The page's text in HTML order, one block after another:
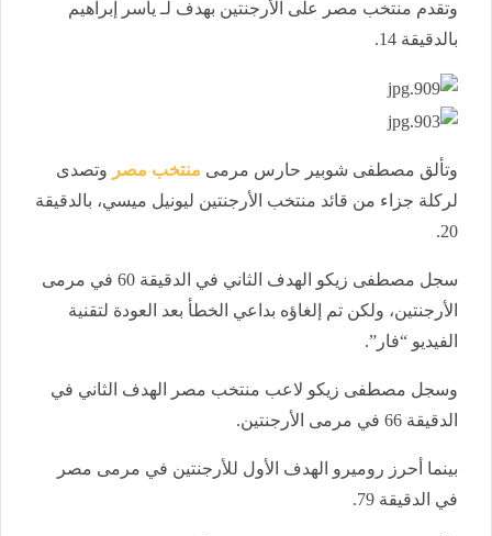
وتقدم منتخب مصر على الأرجنتين بهدف لـ ياسر إبراهيم
بالدقيقة 14.
وتألق مصطفى شوبير حارس مرمى منتخب مصر وتصدى
لركلة جزاء من قائد منتخب الأرجنتين ليونيل ميسي، بالدقيقة
20.
سجل مصطفى زيكو الهدف الثاني في الدقيقة 60 في مرمى
الأرجنتين، ولكن تم إلغاؤه بداعي الخطأ بعد العودة لتقنية
الفيديو “فار”.
وسجل مصطفى زيكو لاعب منتخب مصر الهدف الثاني في
الدقيقة 66 في مرمى الأرجنتين.
بينما أحرز روميرو الهدف الأول للأرجنتين في مرمى مصر
في الدقيقة 79.